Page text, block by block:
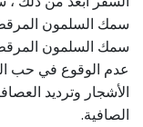
سمك السلمون
سمك السلمون
عدم الوقوع في حب
الأشجار وترديد
الصافية.